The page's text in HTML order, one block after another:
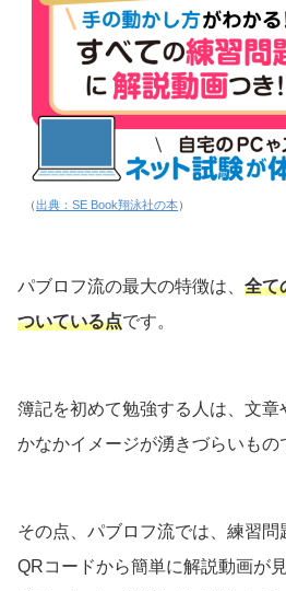
（出典：SE Book翔泳社の本）
パブロフ流の最大の特徴は、 全て
ついている点です。
簿記を初めて勉強する人は、文
かなかイメージが湧きづらいもの
その点、パブロフ流では、練習問
QRコードから簡単に解説動画が